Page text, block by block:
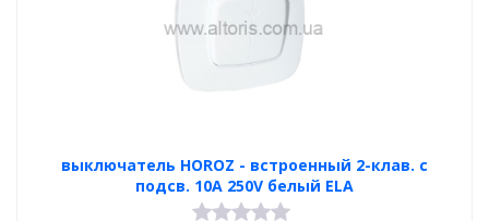
выключатель HOROZ - встроенный 2-клав. с
подсв. 10А 250V белый ELA